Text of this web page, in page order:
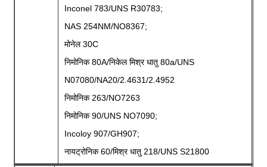
Inconel 783/UNS R30783;
NAS 254NM/NO8367;
मोनेल 30C
निमोनिक 80A/निकेल मिश्र धातु 80a/UNS
N07080/NA20/2.4631/2.4952
निमोनिक 263/NO7263
निमोनिक 90/UNS NO7090;
Incoloy 907/GH907;
नायट्रोनिक 60/मिश्र धातु 218/UNS S21800